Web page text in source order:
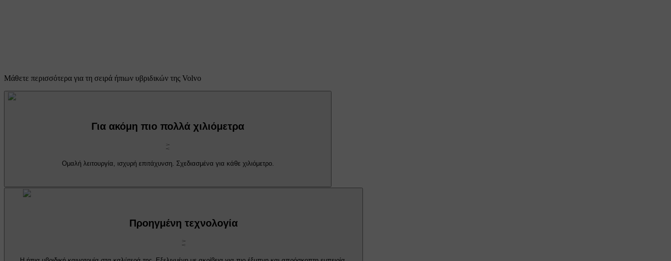
Μάθετε περισσότερα για τη σειρά ήπιων υβριδικών της Volvo
Για ακόμη πιο πολλά χιλιόμετρα
Ομαλή λειτουργία, ισχυρή επιτάχυνση. Σχεδιασμένα για κάθε χιλιόμετρο.
Προηγμένη τεχνολογία